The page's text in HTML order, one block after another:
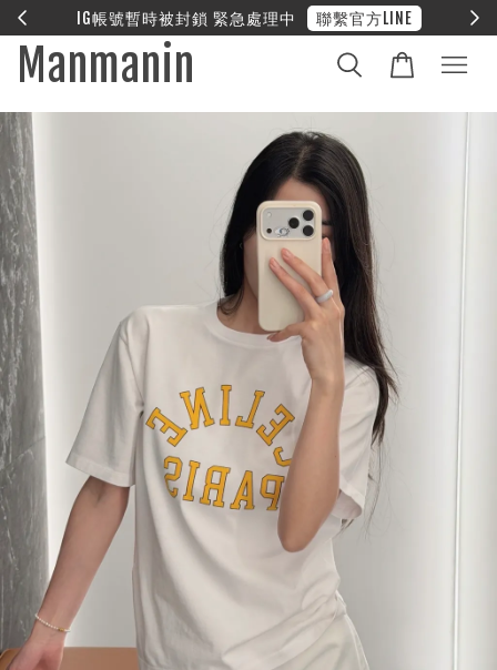
❤︎ 全館滿兩萬享免運
Manmanin